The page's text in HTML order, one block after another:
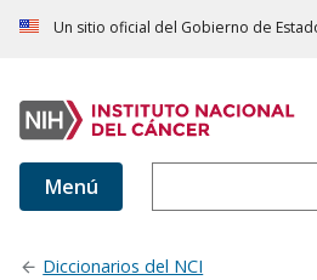
Un sitio oficial del Gobierno de
Menú
Diccionarios del NCI